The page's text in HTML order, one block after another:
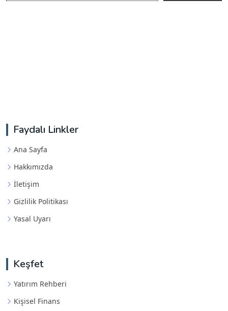
Faydalı Linkler
Ana Sayfa
Hakkımızda
İletişim
Gizlilik Politikası
Yasal Uyarı
Keşfet
Yatırım Rehberi
Kişisel Finans